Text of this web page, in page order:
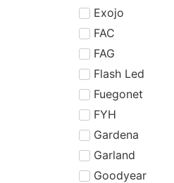
Exojo
FAC
FAG
Flash Led
Fuegonet
FYH
Gardena
Garland
Goodyear